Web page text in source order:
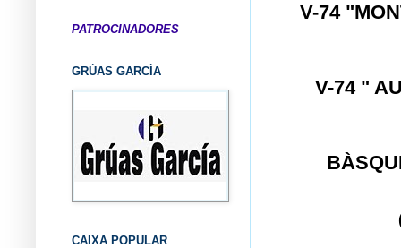
V-74
V-74 "
PATROCINADORES
GRÚAS GARCÍA
CAIXA POPULAR